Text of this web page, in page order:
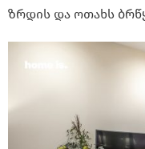
ზრდის და ოთახს